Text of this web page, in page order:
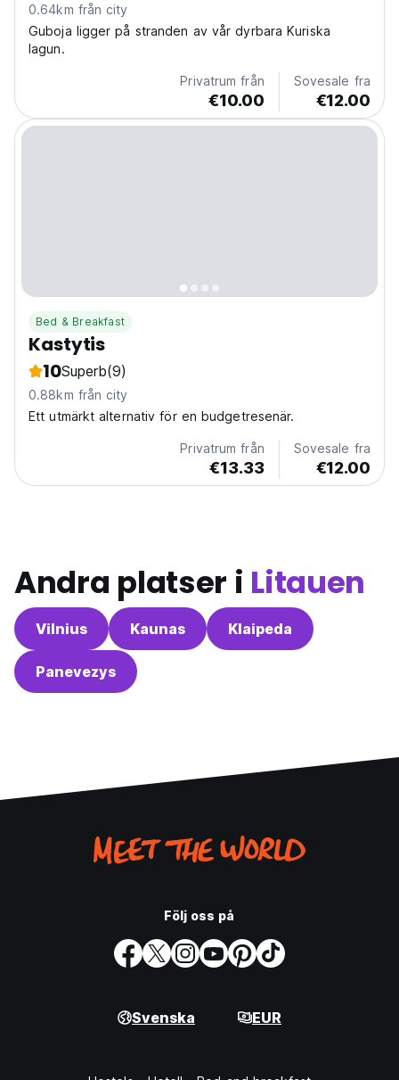
0.64km från city
Guboja ligger på stranden av vår dyrbara Kuriska
lagun.
Privatrum från
€10.00
Sovesale fra
€12.00
Bed & Breakfast
Kastytis
10Superb(9)
0.88km från city
Ett utmärkt alternativ för en budgetresenär.
Privatrum från
€13.33
Sovesale fra
€12.00
Andra platser i Litauen
Vilnius Kaunas Klaipeda
Panevezys
Följ oss på
Svenska EUR